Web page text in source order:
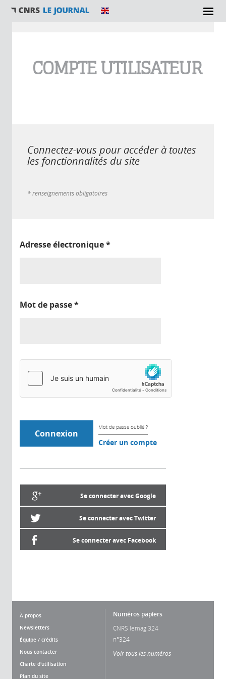
COMPTE UTILISATEUR
Connectez-vous pour accéder à toutes
les fonctionnalités du site
* renseignements obligatoires
Adresse électronique*
Mot de passe*
Mot de passe oublié ?
Créer un compte
Se connecter avec Google
Se connecter avec Twitter
Se connecter avec Facebook
À propos
Newsletters
Équipe / crédits
Nous contacter
Charte d'utilisation
Plan du site
Numéros papiers
CNRS lemag 324
n°324
Voir tous les numéros